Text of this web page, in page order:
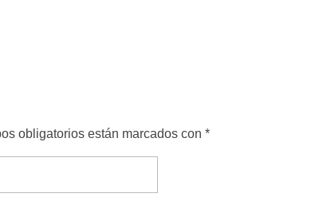
obligatorios están marcados con *